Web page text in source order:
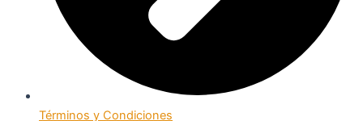
Términos y Condiciones